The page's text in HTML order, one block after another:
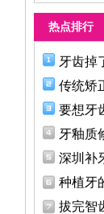
热点排行
牙齿掉
传统矫
要想牙
牙釉质
深圳补
种植牙
拔完智